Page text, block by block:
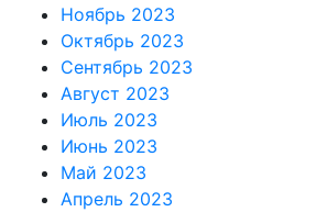
Ноябрь 2023
Октябрь 2023
Сентябрь 2023
Август 2023
Июль 2023
Июнь 2023
Май 2023
Апрель 2023